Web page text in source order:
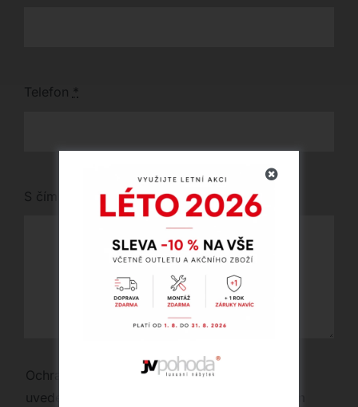
Telefon *
S čím vám můžeme pomoci?
Ochrana osobních údajů | Vaše osobní údaje
uvedené výše budou využity pouze za účelem